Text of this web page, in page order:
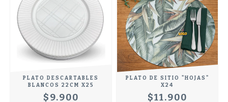
PLATO DESCARTABLES
BLANCOS 22CM X25
$9.900
PLATO DE SITIO "HOJAS"
X24
$11.900